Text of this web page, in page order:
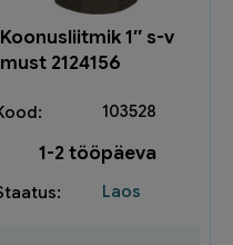
Koonusliitmik 1″ s-v
must 2124156
103528
1-2 tööpäeva
Laos